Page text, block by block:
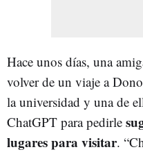
Hace unos días, una
volver de un viaje a
la universidad y una de
ChatGPT para pedirle
lugares para visitar.